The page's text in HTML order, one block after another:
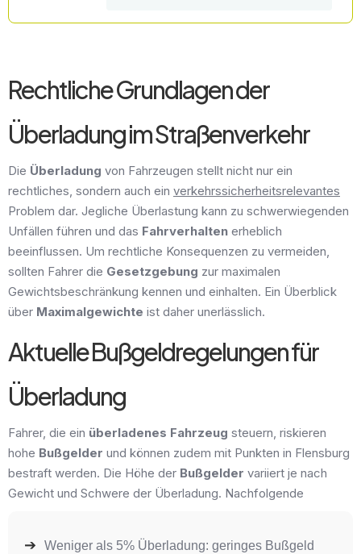
Rechtliche Grundlagen der
Überladung im Straßenverkehr
Die Überladung von Fahrzeugen stellt nicht nur ein
rechtliches, sondern auch ein verkehrssicherheitsrelevantes
Problem dar. Jegliche Überlastung kann zu schwerwiegenden
Unfällen führen und das Fahrverhalten erheblich
beeinflussen. Um rechtliche Konsequenzen zu vermeiden,
sollten Fahrer die Gesetzgebung zur maximalen
Gewichtsbeschränkung kennen und einhalten. Ein Überblick
über Maximalgewichte ist daher unerlässlich.
Aktuelle Bußgeldregelungen für
Überladung
Fahrer, die ein überladenes Fahrzeug steuern, riskieren
hohe Bußgelder und können zudem mit Punkten in Flensburg
bestraft werden. Die Höhe der Bußgelder variiert je nach
Gewicht und Schwere der Überladung. Nachfolgende
Weniger als 5% Überladung: geringes Bußgeld